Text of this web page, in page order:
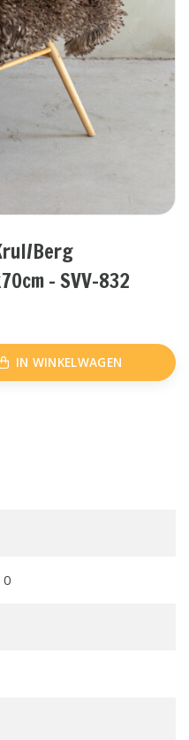
Berg
- SVV-832
IN WINKELWAGEN
0